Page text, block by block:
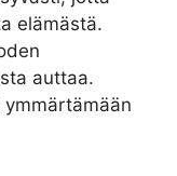
elämästä.
auttaa.